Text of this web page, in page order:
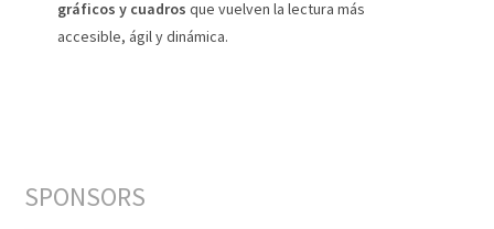
gráficos y cuadros que vuelven la lectura más
accesible, ágil y dinámica.
SPONSORS